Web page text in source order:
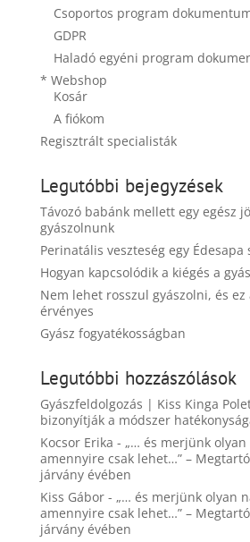
Csoportos program
GDPR
Haladó egyéni program
* Webshop
Kosár
A fiókom
Regisztrált specialisták
Legutóbbi bejegyzések
Távozó babánk mellett egy egész
gyászolnunk
Perinatális veszteség egy Édesapa
Hogyan kapcsolódik a kiégés a
Nem lehet rosszul gyászolni, és ez
érvényes
Gyász fogyatékosságban
Legutóbbi hozzászólások
Gyászfeldolgozás | Kiss Kinga
bizonyítják a módszer
Kocsor Erika - „… és merjünk
amennyire csak lehet…” –
járvány évében
Kiss Gábor- „… és merjünk olyan
amennyire csak lehet…” –
járvány évében